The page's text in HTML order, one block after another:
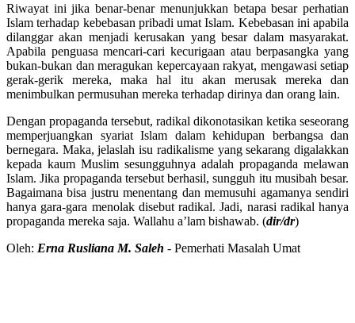
Riwayat ini jika benar-benar menunjukkan betapa besar perhatian
Islam terhadap kebebasan pribadi umat Islam. Kebebasan ini apabila
dilanggar akan menjadi kerusakan yang besar dalam masyarakat.
Apabila penguasa mencari-cari kecurigaan atau berpasangka yang
bukan-bukan dan meragukan kepercayaan rakyat, mengawasi setiap
gerak-gerik mereka, maka hal itu akan merusak mereka dan
menimbulkan permusuhan mereka terhadap dirinya dan orang lain.
Dengan propaganda tersebut, radikal dikonotasikan ketika seseorang
memperjuangkan syariat Islam dalam kehidupan berbangsa dan
bernegara. Maka, jelaslah isu radikalisme yang sekarang digalakkan
kepada kaum Muslim sesungguhnya adalah propaganda melawan
Islam. Jika propaganda tersebut berhasil, sungguh itu musibah besar.
Bagaimana bisa justru menentang dan memusuhi agamanya sendiri
hanya gara-gara menolak disebut radikal. Jadi, narasi radikal hanya
propaganda mereka saja. Wallahu a’lam bishawab. (dir/dr)
Oleh: Erna Rusliana M. Saleh - Pemerhati Masalah Umat